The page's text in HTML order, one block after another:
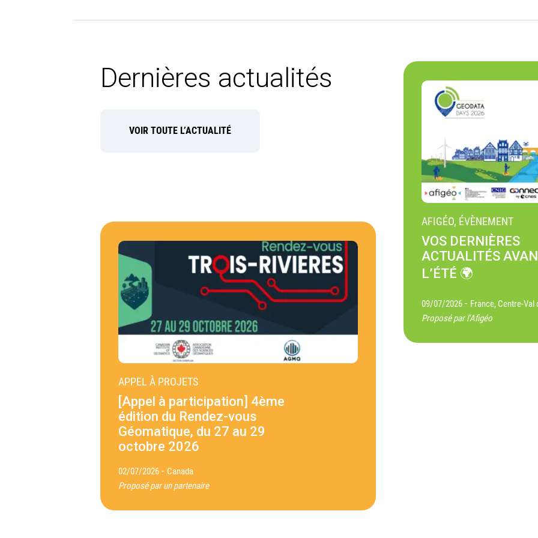
Dernières actualités
AFIGÉO, ÉVÈNEMENT
VOS DERNIÈRES
ACTUALITÉS
L’ÉTÉ 🌍
09/07/2026 - France, Centre-Val
Proposé par l'Afigéo
APPEL À PROJETS
[Appel à participation] 4ème
édition du Rendez-vous
Géomatique, du 27 au 29
octobre 2026
02/07/2026 - Canada
Proposé par un partenaire
VOIR TOUTE L’ACTUALITÉ